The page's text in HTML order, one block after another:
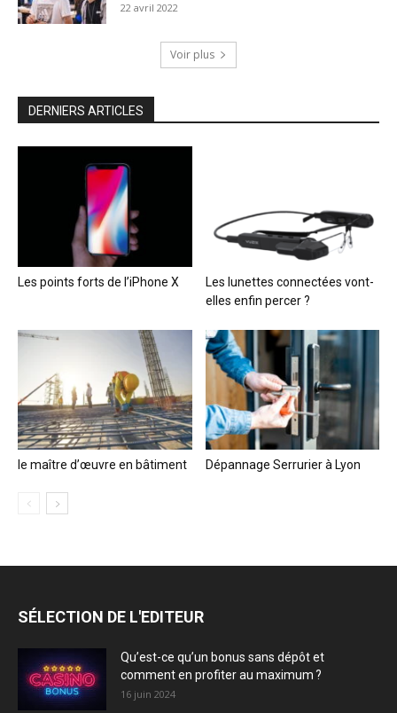
22 avril 2022
Voir plus
DERNIERS ARTICLES
Les points forts de l’iPhone X
Les lunettes connectées vont-
elles enfin percer ?
le maître d’œuvre en bâtiment Dépannage Serrurier à Lyon
SÉLECTION DE L'EDITEUR
Qu’est-ce qu’un bonus sans dépôt et
comment en profiter au maximum ?
16 juin 2024